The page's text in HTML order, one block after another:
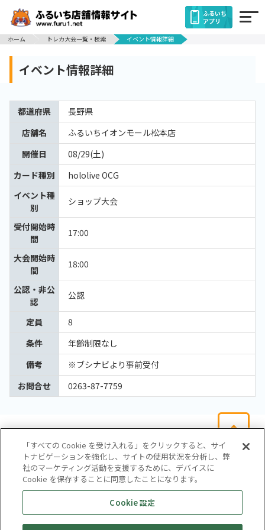
ふるいち
アプリ
ホーム
トレカ大会一覧・検索 イベント情報詳細
イベント情報詳細
都道府県
長野県
店舗名
ふるいちイオンモール松本店
開催日
08/29(土)
カード種別
hololive OCG
イベント種
別
ショップ大会
受付開始時
間
17:00
大会開始時
間
18:00
公認・非公
認
公認
定員
8
条件
年齢制限なし
備考
※ブシナビより事前受付
お問合せ
0263-87-7759
会社概要
サイトマップ
お問い合わせ
個人情報保護方針
株式会社テイツー
「すべての Cookie を受け入れる」をクリックすると、サイ
トナビゲーションを強化し、サイトの使用状況を分析し、弊
社のマーケティング活動を支援するために、デバイスに
Cookie を保存することに同意したことになります。
Cookie 設定